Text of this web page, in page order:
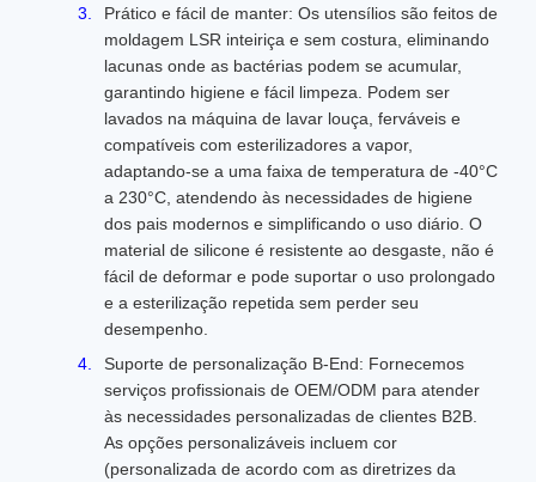
Prático e fácil de manter: Os utensílios são feitos de
moldagem LSR inteiriça e sem costura, eliminando
lacunas onde as bactérias podem se acumular,
garantindo higiene e fácil limpeza. Podem ser
lavados na máquina de lavar louça, ferváveis ​​e
compatíveis com esterilizadores a vapor,
adaptando-se a uma faixa de temperatura de -40°C
a 230°C, atendendo às necessidades de higiene
dos pais modernos e simplificando o uso diário. O
material de silicone é resistente ao desgaste, não é
fácil de deformar e pode suportar o uso prolongado
e a esterilização repetida sem perder seu
desempenho.
Suporte de personalização B-End: Fornecemos
serviços profissionais de OEM/ODM para atender
às necessidades personalizadas de clientes B2B.
As opções personalizáveis ​​incluem cor
(personalizada de acordo com as diretrizes da